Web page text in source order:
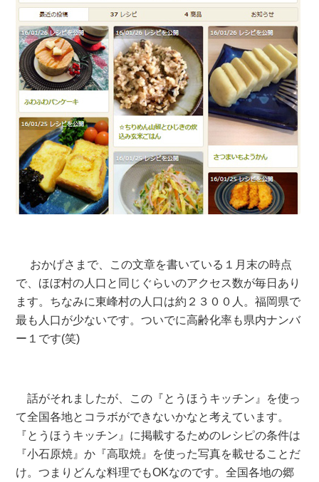
おかげさまで、この文章を書いている１月末の時点
で、ほぼ村の人口と同じぐらいのアクセス数が毎日あり
ます。ちなみに東峰村の人口は約２３００人。福岡県で
最も人口が少ないです。ついでに高齢化率も県内ナンバ
ー１です(笑)
話がそれましたが、この『とうほうキッチン』を使っ
て全国各地とコラボができないかなと考えています。
『とうほうキッチン』に掲載するためのレシピの条件は
『小石原焼』か『高取焼』を使った写真を載せることだ
け。つまりどんな料理でもOKなのです。全国各地の郷